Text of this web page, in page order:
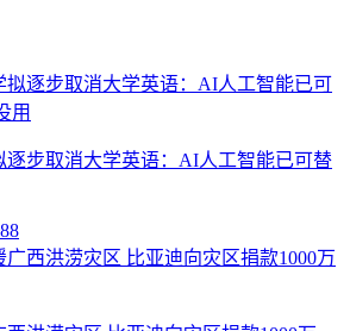
逐步取消大学英语：AI人工智能已可替
88